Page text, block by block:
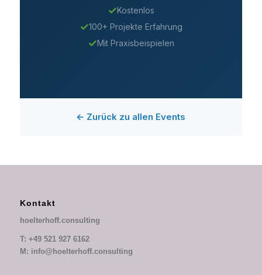
✓Kostenlos
✓100+ Projekte Erfahrung
✓Mit Praxisbeispielen
← Zurück zu allen Events
Kontakt
hoelterhoff.consulting
T: +49 521 927 6162
M: info@hoelterhoff.consulting